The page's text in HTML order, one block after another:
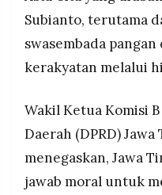
PRAMUDITA
2026
RESOLUSI
MEDIA
PRAMUDITA
daerah dalam hal
pertanian, serta
Subianto, terutama
swasembada
kerakyatan melalui
Wakil Ketua Komisi
Daerah (DPRD)
menegaskan, Jawa
jawab moral untuk